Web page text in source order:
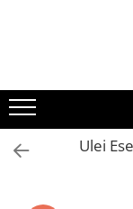
Noutati
Promotii
Pachete Speciale
Ulei